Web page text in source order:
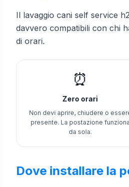
Il lavaggio cani self service
davvero compatibili con chi
di orari.
⏰
Zero orari
Non devi aprire, chiudere o
presente. La postazione funziona
da sola.
Dove installare la